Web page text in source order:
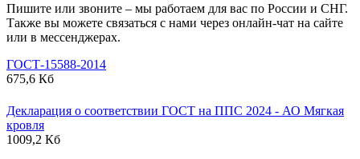
Пишите или звоните – мы работаем для вас по России и СНГ.
Также вы можете связаться с нами через онлайн-чат на сайте
или в мессенджерах.
ГОСТ-15588-2014
675,6 Кб
Декларация о соответствии ГОСТ на ППС 2024 - АО Мягкая
кровля
1009,2 Кб